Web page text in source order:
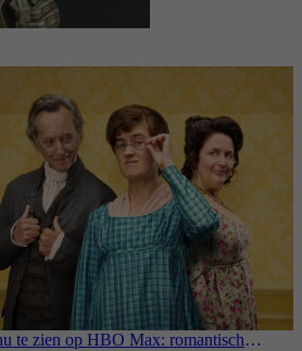
te zien op HBO Max: romantisch